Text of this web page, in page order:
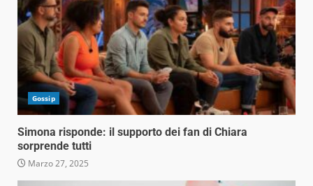
Gossip
Simona risponde: il supporto dei fan di Chiara
sorprende tutti
Marzo 27, 2025